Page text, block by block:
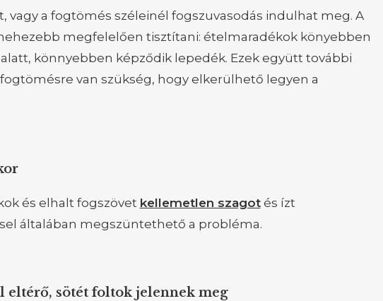
a fogtömés széleinél fogszuvasodás indulhat meg. A
megfelelően tisztítani: ételmaradékok könyebben
könnyebben képződik lepedék. Ezek együtt további
van szükség, hogy elkerülhető legyen a
és elhalt fogszövet kellemetlen szagotés ízt
általában megszüntethető a probléma.
eltérő, sötét foltok jelennek meg